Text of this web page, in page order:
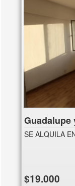
Guadalupe
SE ALQUILA
$19.000